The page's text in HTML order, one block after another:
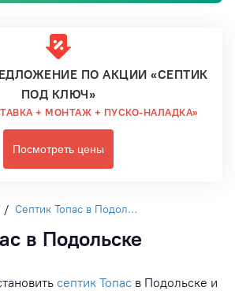
ПО АКЦИИ «СЕПТИК
ПОД КЛЮЧ»
+ МОНТАЖ + ПУСКО-НАЛАДКА»
Посмотреть цены
/ Септик Топас в Подольске
в Подольске
септик Топас в Подольске и